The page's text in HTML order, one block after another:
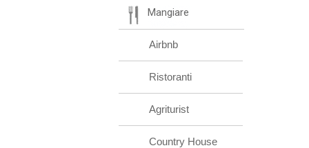
Mangiare
Airbnb
Ristoranti
Agriturist
Country House